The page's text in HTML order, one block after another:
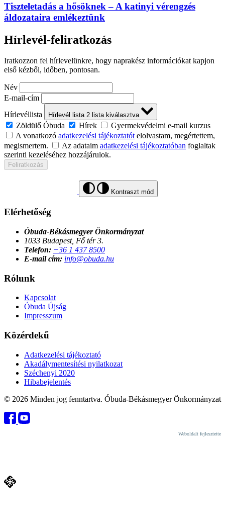
Tiszteletadás a hősöknek – A katinyi vérengzés
áldozataira emlékeztünk
Hírlevél-feliratkozás
Iratkozzon fel hírlevelünkre, hogy naprakész információkat kapjon
első kézből, időben, pontosan.
Név
E-mail-cím
Hírlevéllista
Hírlevél lista 2 lista kiválasztva
Zöldülő Óbuda Hírek
Gyermekvédelmi e-mail kurzus
A vonatkozó adatkezelési tájékoztatótelolvastam, megértettem,
megismertem.
Az adataim adatkezelési tájékoztatóban foglaltak
szerinti kezeléséhez hozzájárulok.
Feliratkozás
Kontraszt mód
Elérhetőség
Óbuda-Békásmegyer Önkormányzat
1033 Budapest, Fő tér 3.
Telefon: +36 1 437 8500
E-mail cím: info@obuda.hu
Rólunk
Kapcsolat
Óbuda Újság
Impresszum
Közérdekű
Adatkezelési tájékoztató
Akadálymentesítési nyilatkozat
Széchenyi 2020
Hibabejelentés
© 2026 Minden jog fenntartva. Óbuda-Békásmegyer Önkormányzat
Weboldalt fejlesztette